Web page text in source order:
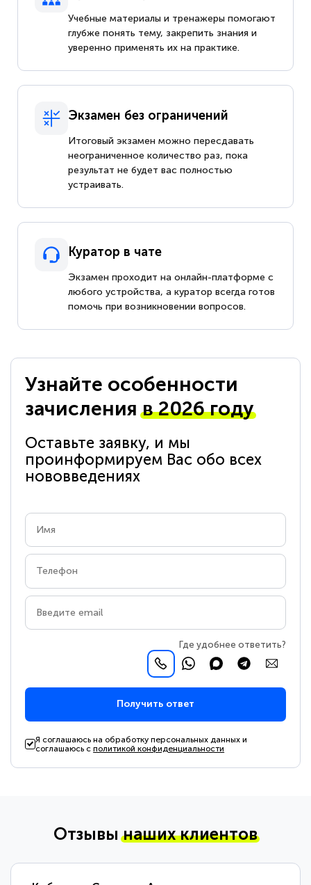
Учебные материалы и тренажеры помогают
глубже понять тему, закрепить знания и
уверенно применять их на практике.
Экзамен без ограничений
Итоговый экзамен можно пересдавать
неограниченное количество раз, пока
результат не будет вас полностью
устраивать.
Куратор в чате
Экзамен проходит на онлайн-платформе с
любого устройства, а куратор всегда готов
помочь при возникновении вопросов.
Узнайте особенности
зачисленияв 2026 году
Оставьте заявку, и мы
проинформируем Вас обо всех
нововведениях
Где удобнее ответить?
Получить ответ
Я соглашаюсь на обработку персональных данных и
соглашаюсь сполитикой конфиденциальности
Отзывынаших клиентов